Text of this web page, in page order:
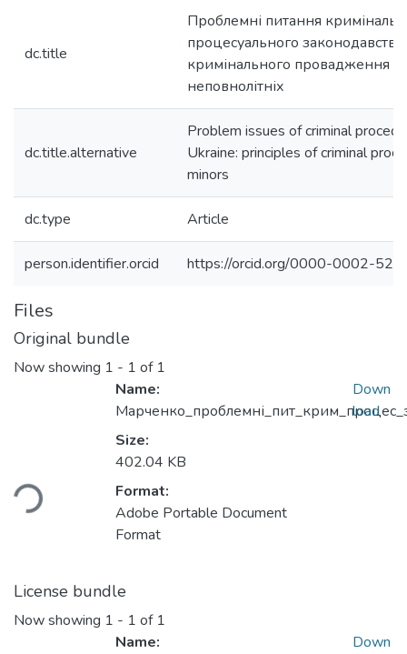
dc.title
Проблемні питання
процесуального
кримінального провадження
неповнолітніх
dc.title.alternative
Problem issues of criminal
Ukraine: principles of criminal
minors
dc.type Article
person.identifier.orcid https://orcid.org/0000-0002-
Files
Original bundle
Now showing 1 - 1 of 1
Loading...
Name:
Size:
402.04 KB
Format:
Adobe Portable Document
Format
Down
load
License bundle
Now showing 1 - 1 of 1
Name:
Down